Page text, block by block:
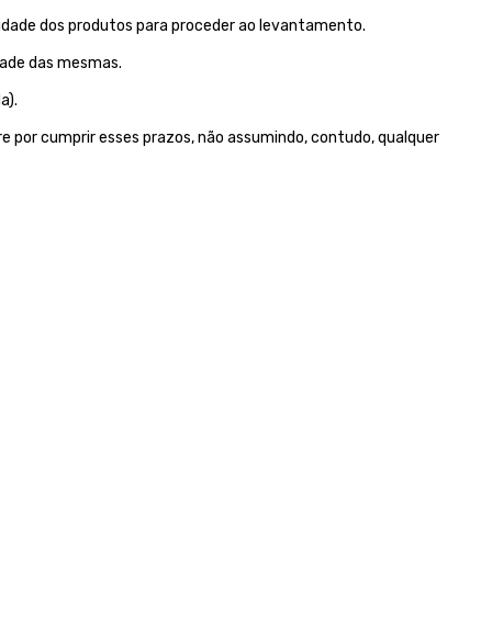
dos produtos para proceder ao levantamento.
das mesmas.
cumprir esses prazos, não assumindo, contudo, qualquer